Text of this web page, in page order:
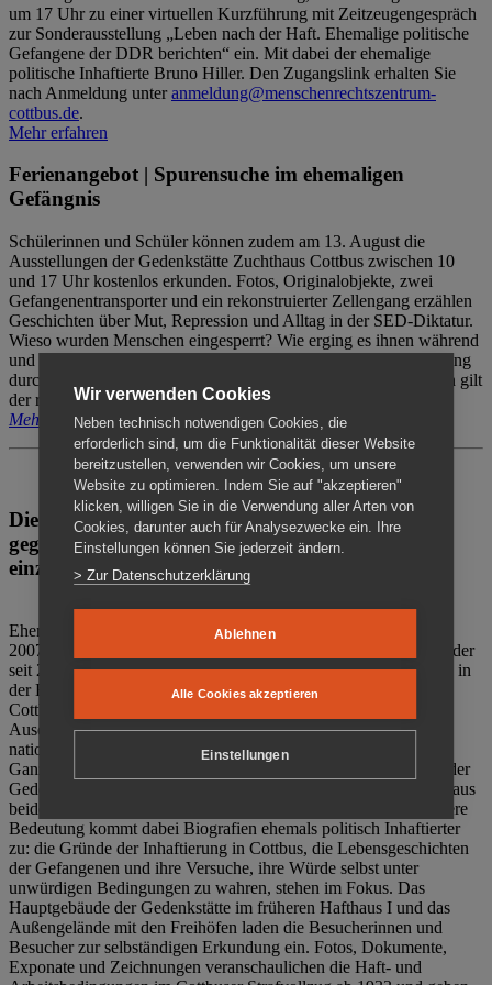
um 17 Uhr zu einer virtuellen Kurzführung mit Zeitzeugengespräch
zur Sonderausstellung „Leben nach der Haft. Ehemalige politische
Gefangene der DDR berichten“ ein. Mit dabei der ehemalige
politische Inhaftierte Bruno Hiller. Den Zugangslink erhalten Sie
nach Anmeldung unteranmeldung@menschenrechtszentrum-
cottbus.de.
Mehr erfahren
Ferienangebot | Spurensuche im ehemaligen
Gefängnis
Schülerinnen und Schüler können zudem am 13. August die
Ausstellungen der Gedenkstätte Zuchthaus Cottbus zwischen 10
und 17 Uhr kostenlos erkunden. Fotos, Originalobjekte, zwei
Gefangenentransporter und ein rekonstruierter Zellengang erzählen
Geschichten über Mut, Repression und Alltag in der SED-Diktatur.
Wieso wurden Menschen eingesperrt? Wie erging es ihnen während
und nach der Haft? Der Besuch erfolgt individuell ohne Betreuung
durch das Menschenrechtszentrum Cottbus. Für Begleitpersonen gilt
der reguläre Eintritt (8€ / ermäßigt 5€).
Mehr erfahren
Die Gedenkstätte Zuchthaus Cottbus ist ein Ort
gegen das Vergessen. Anschaulich, nah und
einzigartig.
Ehemalige politische Häftlinge der DDR gründeten im Oktober
2007 den Verein Menschenrechtszentrum Cottbus e. V. (MRZ), der
seit 2011 Eigentümer des ehemaligen Gefängnisses (1860-2002) in
der Bautzener Straße und Träger der Gedenkstätte Zuchthaus
Cottbus ist. Im Zentrum der Arbeit der Gedenkstätte steht die
Auseinandersetzung mit politischem Unrecht während der
nationalsozialistischen Terrorherrschaft und der SED-Diktatur.
Ganzjährig zeigen mehrere Dauer- und Sonderausstellungen in der
Gedenkstätte Zuchthaus Cottbus Beispiele politischen Unrechts aus
beiden deutschen Diktaturen des 20. Jahrhunderts. Eine besondere
Bedeutung kommt dabei Biografien ehemals politisch Inhaftierter
zu: die Gründe der Inhaftierung in Cottbus, die Lebensgeschichten
der Gefangenen und ihre Versuche, ihre Würde selbst unter
unwürdigen Bedingungen zu wahren, stehen im Fokus. Das
Hauptgebäude der Gedenkstätte im früheren Hafthaus I und das
Außengelände mit den Freihöfen laden die Besucherinnen und
Besucher zur selbständigen Erkundung ein. Fotos, Dokumente,
Exponate und Zeichnungen veranschaulichen die Haft- und
Wir verwenden Cookies
Neben technisch notwendigen Cookies, die
erforderlich sind, um die Funktionalität dieser Website
bereitzustellen, verwenden wir Cookies, um unsere
Website zu optimieren. Indem Sie auf "akzeptieren"
klicken, willigen Sie in die Verwendung aller Arten von
Cookies, darunter auch für Analysezwecke ein. Ihre
Einstellungen können Sie jederzeit ändern.
> Zur Datenschutzerklärung
Ablehnen
Alle Cookies akzeptieren
Einstellungen